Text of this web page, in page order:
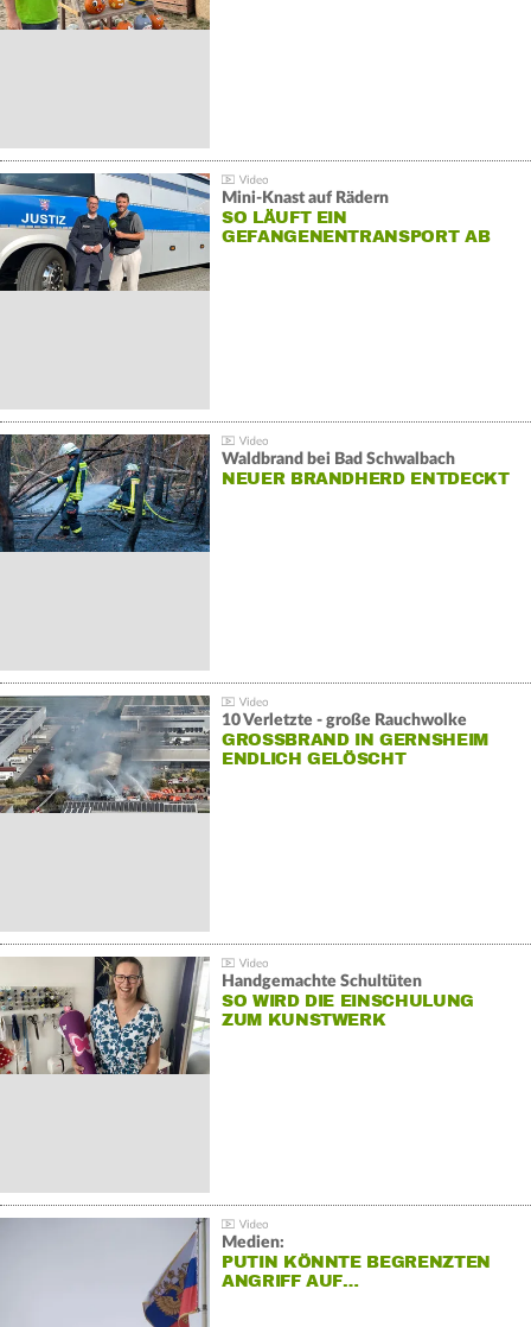
Mini-Knast auf Rädern
SO LÄUFT EIN
GEFANGENENTRANSPORT AB
Waldbrand bei Bad Schwalbach
NEUER BRANDHERD ENTDECKT
10 Verletzte - große Rauchwolke
GROSSBRAND IN GERNSHEIM E
NDLICH GELÖSCHT
Handgemachte Schultüten
SO WIRD DIE EINSCHULUNG
ZUM KUNSTWERK
Medien:
PUTIN KÖNNTE BEGRENZTEN
ANGRIFF AUF…